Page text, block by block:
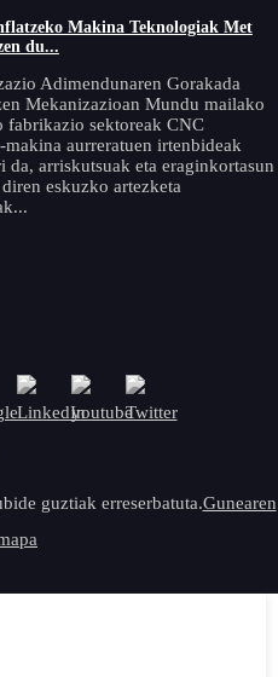
Makina Teknologiak Met
du...
Adimendunaren Gorakada
Mekanizazioan Mundu mailako
fabrikazio sektoreak CNC
makina aurreratuen irtenbideak
da, arriskutsuak eta eraginkortasun
eskuzko artezketa
guztiak erreserbatuta.Gunearen